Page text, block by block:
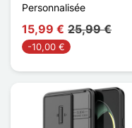
Personnalisée
15,99 € 25,99 €
-10,00 €